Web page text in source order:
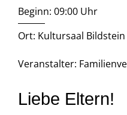
Beginn: 09:00 Uhr
Ort: Kultursaal Bildstein
Veranstalter:
Liebe Eltern!